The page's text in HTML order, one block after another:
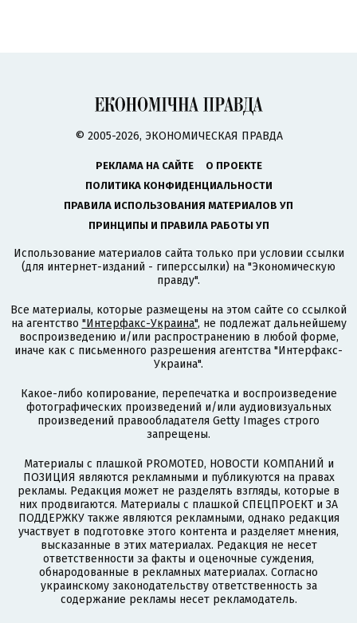
© 2005-2026, ЭКОНОМИЧЕСКАЯ ПРАВДА
РЕКЛАМА НА САЙТЕ
О ПРОЕКТЕ
ПОЛИТИКА КОНФИДЕНЦИАЛЬНОСТИ
ПРАВИЛА ИСПОЛЬЗОВАНИЯ МАТЕРИАЛОВ УП
ПРИНЦИПЫ И ПРАВИЛА РАБОТЫ УП
Использование материалов сайта только при условии ссылки
(для интернет-изданий - гиперссылки) на "Экономическую
правду".
Все материалы, которые размещены на этом сайте со ссылкой
на агентство "Интерфакс-Украина", не подлежат дальнейшему
воспроизведению и/или распространению в любой форме,
иначе как с письменного разрешения агентства "Интерфакс-
Украина".
Какое-либо копирование, перепечатка и воспроизведение
фотографических произведений и/или аудиовизуальных
произведений правообладателя Getty Images строго
запрещены.
Материалы с плашкой PROMOTED, НОВОСТИ КОМПАНИЙ и
ПОЗИЦИЯ являются рекламными и публикуются на правах
рекламы. Редакция может не разделять взгляды, которые в
них продвигаются. Материалы с плашкой СПЕЦПРОЕКТ и ЗА
ПОДДЕРЖКУ также являются рекламными, однако редакция
участвует в подготовке этого контента и разделяет мнения,
высказанные в этих материалах. Редакция не несет
ответственности за факты и оценочные суждения,
обнародованные в рекламных материалах. Согласно
украинскому законодательству ответственность за
содержание рекламы несет рекламодатель.